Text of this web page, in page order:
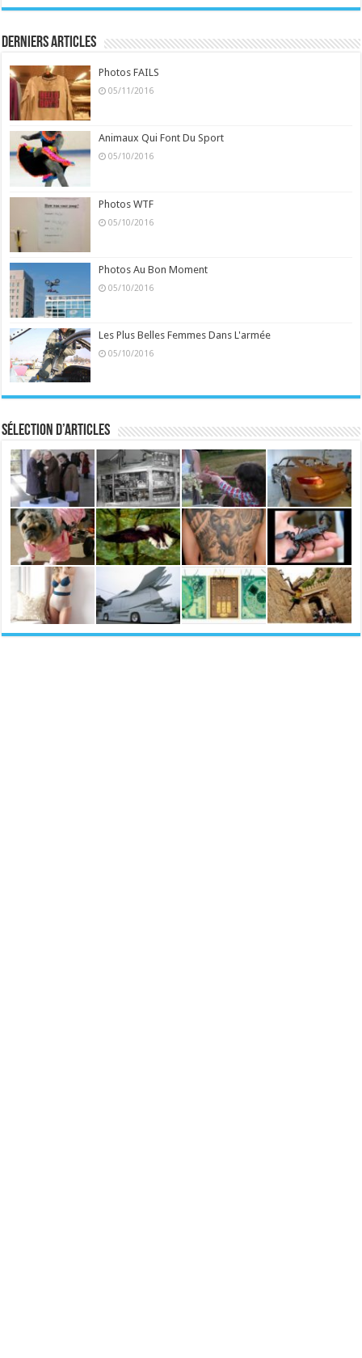
Derniers Articles
Photos FAILS
05/11/2016
Animaux Qui Font Du Sport
05/10/2016
Photos WTF
05/10/2016
Photos Au Bon Moment
05/10/2016
Les Plus Belles Femmes Dans L'armée
05/10/2016
Sélection d’articles